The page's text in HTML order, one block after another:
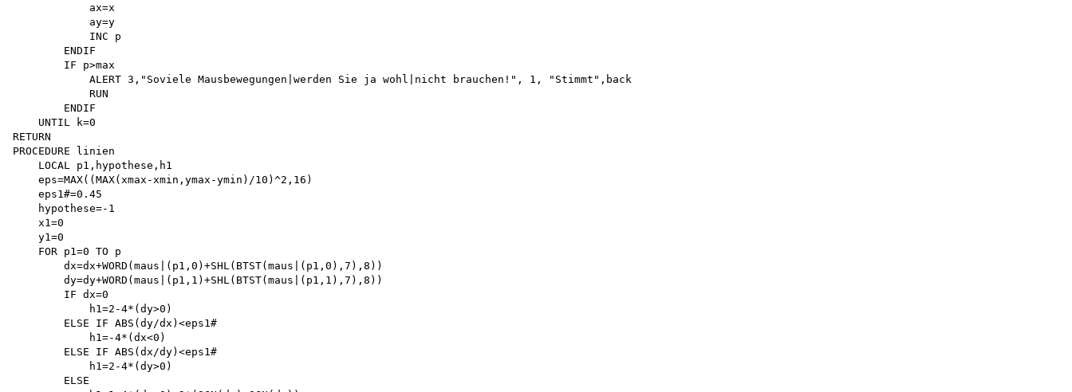
            ax=x
            ay=y
            INC p
        ENDIF
        IF p>max
            ALERT 3,"Soviele Mausbewegungen|werden Sie ja wohl|nicht brauchen!", 1, "Stimmt",back
            RUN
        ENDIF
    UNTIL k=0
RETURN
PROCEDURE linien
    LOCAL p1,hypothese,h1
    eps=MAX((MAX(xmax-xmin,ymax-ymin)/10)^2,16)
    eps1#=0.45
    hypothese=-1
    x1=0
    y1=0
    FOR p1=0 TO p
        dx=dx+WORD(maus|(p1,0)+SHL(BTST(maus|(p1,0),7),8))
        dy=dy+WORD(maus|(p1,1)+SHL(BTST(maus|(p1,1),7),8))
        IF dx=0
            h1=2-4*(dy>0)
        ELSE IF ABS(dy/dx)<eps1#
            h1=-4*(dx<0)
        ELSE IF ABS(dx/dy)<eps1#
            h1=2-4*(dy>0)
        ELSE